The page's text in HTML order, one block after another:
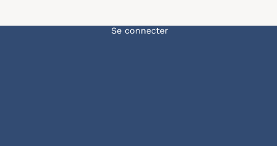
Menu du compte de
Se connecter